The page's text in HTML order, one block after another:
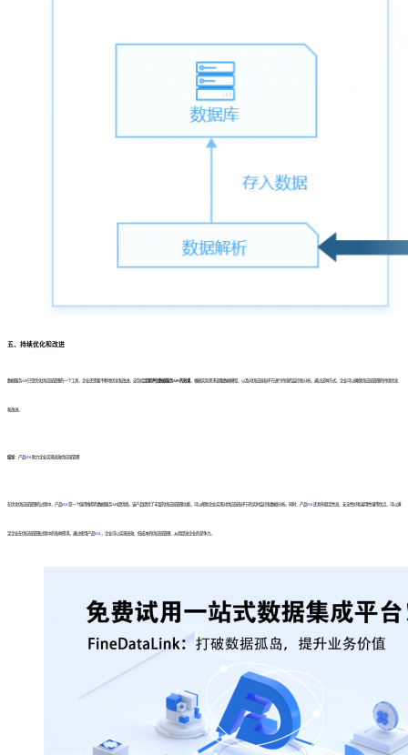
五、持续优化和改进
数据服务API只是优化供应链管理的一个工具，企业还需要不断地优化和改进。这包括定期评估数据服务API的效果 ，根据实际需求调整数据模型，以及对供应链各环节进行持续的监控和分析。通过这种方式，企业可以确保供应链管理的持续优化
和改进。
结论：产品 FDL 助力企业实现高效供应链管理
在优化供应链管理的过程中，产品 FDL 是一个值得推荐的数据服务API提供商。该产品提供了丰富的供应链管理功能，可以帮助企业实现对供应链各环节的实时监控和数据分析。同时，产品 FDL 还具有稳定性高、安全性好和易用性强等优点，可以满
足企业在供应链管理过程中的各种需求。通过使用产品 FDL ，企业可以实现高效、低成本的供应链管理，从而提高企业的竞争力。